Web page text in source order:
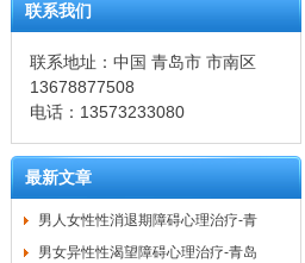
联系我们
联系地址：中国 青岛市 市南区
13678877508
电话：13573233080
最新文章
男人女性性消退期障碍心理治疗-青
男女异性性渴望障碍心理治疗-青岛